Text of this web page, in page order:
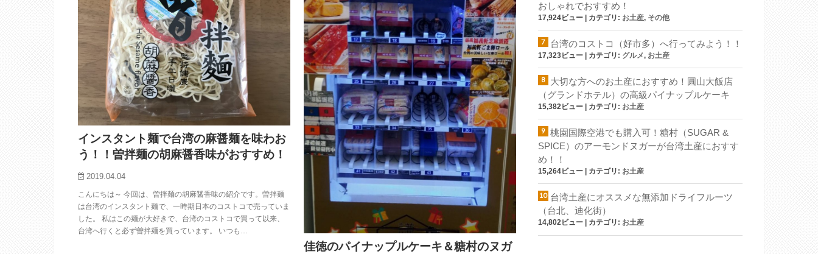
佳徳のパイナップルケーキ＆糖村のヌガ
インスタント麺で台湾の麻醤麺を味わお
う！！曽拌麺の胡麻醤香味がおすすめ！
2019.04.04
こんにちは～ 今回は、曽拌麺の胡麻醤香味の紹介です。曽拌麺
は台湾のインスタント麺で、一時期日本のコストコで売っていま
した。 私はこの麺が大好きで、台湾のコストコで買って以来、
台湾へ行くと必ず曽拌麺を買っています。 いつも…
おしゃれでおすすめ！
17,924ビュー | カテゴリ: お土産, その他
台湾のコストコ（好市多）へ行ってみよう！！
17,323ビュー | カテゴリ: グルメ, お土産
大切な方へのお土産におすすめ！圓山大飯店
（グランドホテル）の高級パイナップルケーキ
15,382ビュー カテゴリ: お土産
桃園国際空港でも購入可！糖村（SUGAR &
SPICE）のアーモンドヌガーが台湾土産におすす
め！！
15,264ビュー カテゴリ: お土産
台湾土産にオススメな無添加ドライフルーツ
（台北、迪化街）
14,802ビュー カテゴリ: お土産